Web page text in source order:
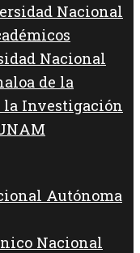
Nacional
Nacional
de la
la Investigación
Autónoma
Nacional